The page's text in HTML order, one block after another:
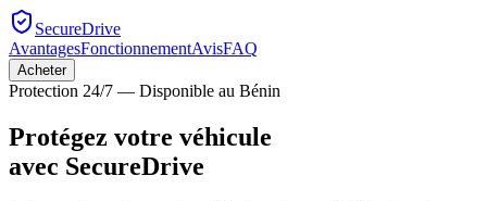
SecureDrive
AvantagesFonctionnementAvisFAQ
Acheter
Protection 24/7 — Disponible au Bénin
Protégez votre véhicule
avec SecureDrive